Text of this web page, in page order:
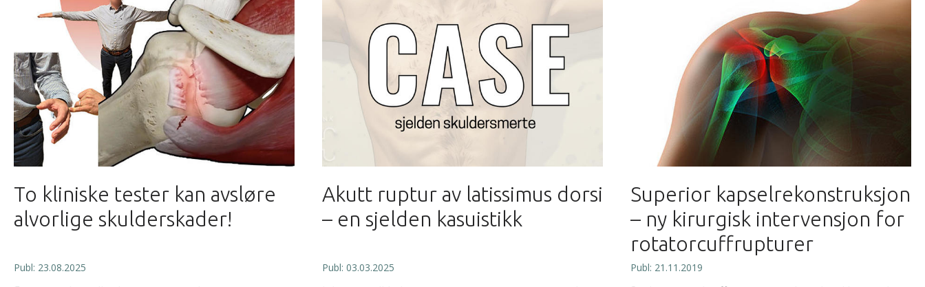
To kliniske tester kan avsløre
alvorlige skulderskader!
Publ: 23.08.2025
Akutt ruptur av latissimus dorsi
– en sjelden kasuistikk
Publ: 03.03.2025
Superior kapselrekonstruksjon
– ny kirurgisk intervensjon for
rotatorcuffrupturer
Publ: 21.11.2019